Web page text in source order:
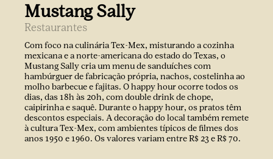
Mustang Sally
Restaurantes
Com foco na culinária Tex-Mex, misturando a cozinha
mexicana e a norte-americana do estado do Texas, o
Mustang Sally cria um menu de sanduíches com
hambúrguer de fabricação própria, nachos, costelinha ao
molho barbecue e fajitas. O happy hour ocorre todos os
dias, das 18h às 20h, com double drink de chope,
caipirinha e saquê. Durante o happy hour, os pratos têm
descontos especiais. A decoração do local também remete
à cultura Tex-Mex, com ambientes típicos de filmes dos
anos 1950 e 1960. Os valores variam entre R$ 23 e R$ 70.